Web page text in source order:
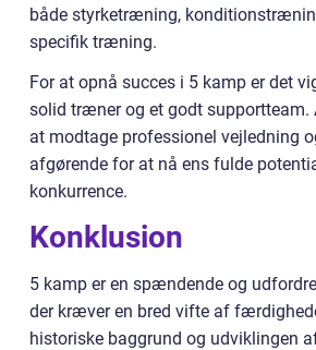
både styrketræning,
specifik træning.
For at opnå succes i 5 kamp er det
solid træner og et godt
at modtage professionel vejledning
afgørende for at nå ens fulde
konkurrence.
Konklusion
5 kamp er en spændende og
der kræver en bred vifte af
historiske baggrund og udviklingen